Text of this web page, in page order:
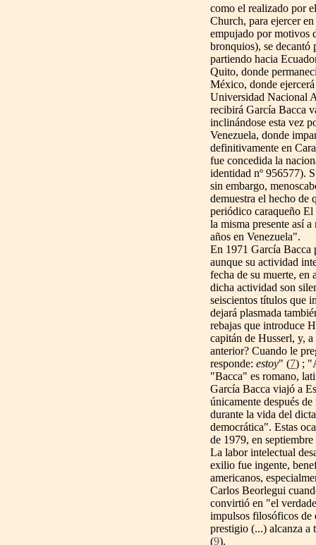
como el realizado por
Church, para ejercer
empujado por motivos
bronquios), se
partiendo hacia
Quito, donde
México, donde
Universidad Nacional
recibirá García Bacca
inclinándose esta vez
Venezuela, donde
definitivamente en
fue concedida la
identidad nº 956577).
sin embargo,
demuestra el hecho de
periódico caraqueño
la misma presente así
años en Venezuela".
En 1971 García Bacca
aunque su actividad
fecha de su muerte, en
dicha actividad son
seiscientos títulos que
dejará plasmada
rebajas que introduce
capitán de Husserl, y,
anterior? Cuando le
responde: estoy" (7) ;
"Bacca" es romano,
García Bacca viajó a
únicamente después
durante la vida del
democrática". Estas
de 1979, en
La labor intelectual
exilio fue ingente,
americanos,
Carlos Beorlegui
convirtió en "el
impulsos filosóficos de
prestigio (...) alcanza a
(9).